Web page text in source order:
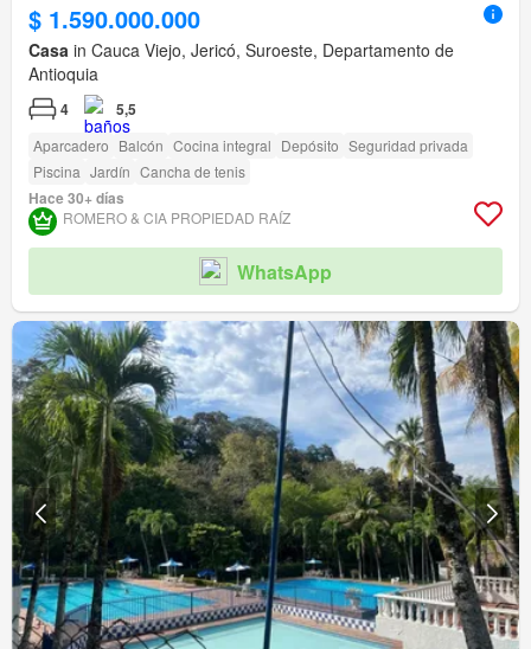
$ 1.590.000.000
Casa in Cauca Viejo, Jericó, Suroeste, Departamento de
Antioquia
4 5,5
Aparcadero Balcón Cocina integral Depósito Seguridad privada
Piscina Jardín Cancha de tenis
Hace 30+ días
ROMERO & CIA PROPIEDAD RAÍ­Z
WhatsApp